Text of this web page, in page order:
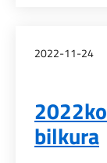
2022-11-24
bilkura